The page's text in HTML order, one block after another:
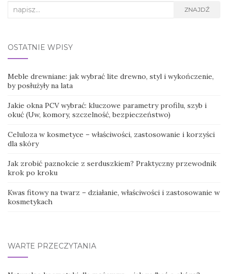
Search
ZNAJDŹ
OSTATNIE WPISY
Meble drewniane: jak wybrać lite drewno, styl i wykończenie,
by posłużyły na lata
Jakie okna PCV wybrać: kluczowe parametry profilu, szyb i
okuć (Uw, komory, szczelność, bezpieczeństwo)
Celuloza w kosmetyce – właściwości, zastosowanie i korzyści
dla skóry
Jak zrobić paznokcie z serduszkiem? Praktyczny przewodnik
krok po kroku
Kwas fitowy na twarz – działanie, właściwości i zastosowanie w
kosmetykach
WARTE PRZECZYTANIA